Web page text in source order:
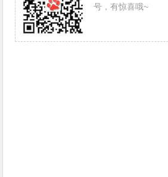
号，有惊喜哦~